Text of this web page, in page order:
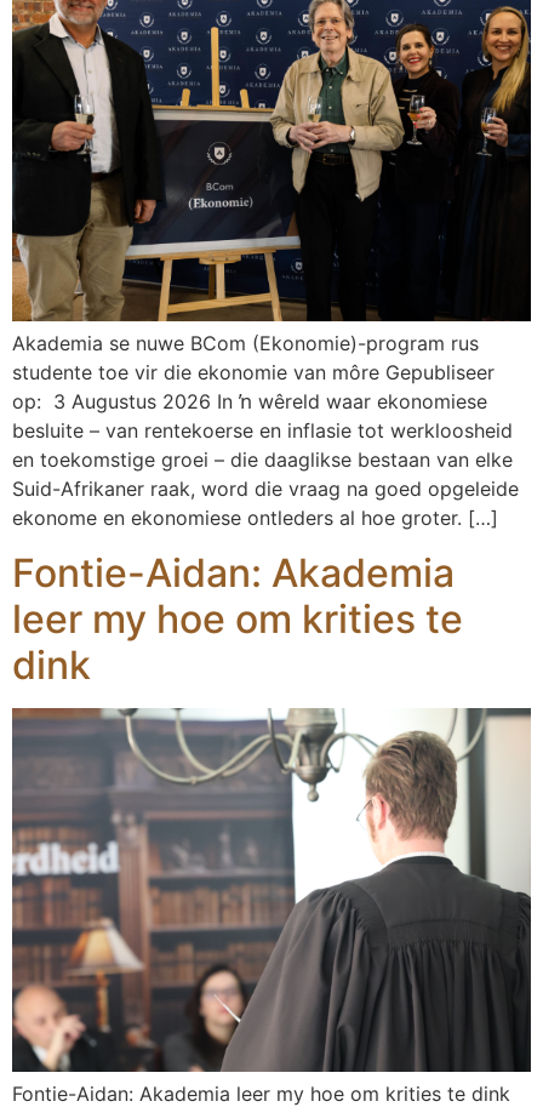
Akademia se nuwe BCom (Ekonomie)-program rus
studente toe vir die ekonomie van môre Gepubliseer
op: 3 Augustus 2026 In ŉ wêreld waar ekonomiese
besluite – van rentekoerse en inflasie tot werkloosheid
en toekomstige groei – die daaglikse bestaan van elke
Suid-Afrikaner raak, word die vraag na goed opgeleide
ekonome en ekonomiese ontleders al hoe groter. […]
Fontie-Aidan: Akademia
leer my hoe om krities te
dink
Fontie-Aidan: Akademia leer my hoe om krities te dink